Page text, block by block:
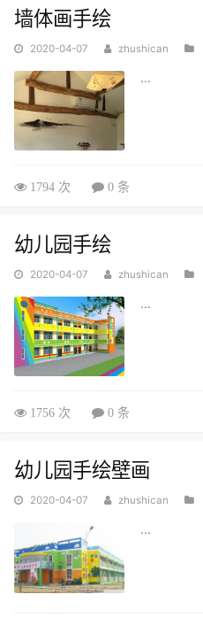
墙体画手绘
2020-04-07 zhushican
...
1794 次 0 条
幼儿园手绘
2020-04-07 zhushican
...
1756 次 0 条
幼儿园手绘壁画
2020-04-07 zhushican
...